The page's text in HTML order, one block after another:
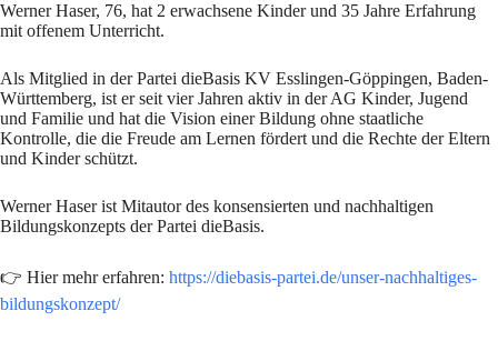
Werner Haser, 76, hat 2 erwachsene Kinder und 35 Jahre Erfahrung
mit offenem Unterricht.
Als Mitglied in der Partei dieBasis KV Esslingen-Göppingen, Baden-
Württemberg, ist er seit vier Jahren aktiv in der AG Kinder, Jugend
und Familie und hat die Vision einer Bildung ohne staatliche
Kontrolle, die die Freude am Lernen fördert und die Rechte der Eltern
und Kinder schützt.
Werner Haser ist Mitautor des konsensierten und nachhaltigen
Bildungskonzepts der Partei dieBasis.
👉 Hier mehr erfahren: https://diebasis-partei.de/unser-nachhaltiges-
bildungskonzept/